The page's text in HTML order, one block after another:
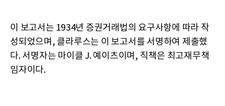
이 보고서는 1934년 증권거래법의 요구사항에 따라 작
성되었으며, 클라루스는 이 보고서를 서명하여 제출했
다. 서명자는 마이클 J. 예이츠이며, 직책은 최고재무책
임자이다.